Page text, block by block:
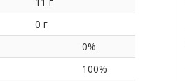
0 г
0%
100%